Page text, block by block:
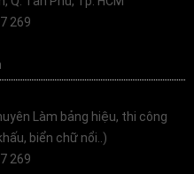
269
Làm bảng hiệu, thi công
biển chữ nổi..)
269